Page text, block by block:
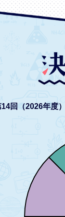
回（2026年度）